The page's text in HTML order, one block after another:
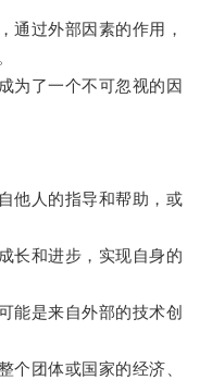
过外部因素的作用，
了一个不可忽视的因
人的指导和帮助，或
和进步，实现自身的
是来自外部的技术创
团体或国家的经济、